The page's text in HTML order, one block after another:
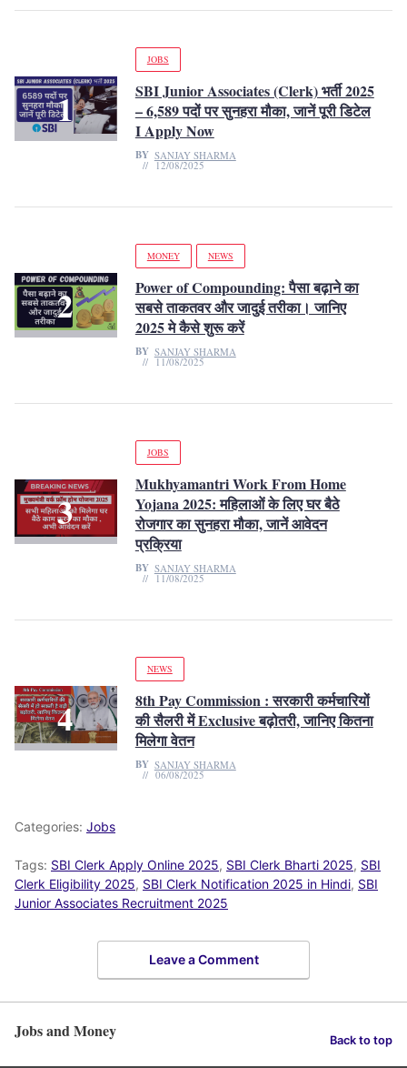
JOBS
SBI Junior Associates (Clerk) भर्ती 2025
– 6,589 पदों पर सुनहरा मौका, जानें पूरी डिटेल
I Apply Now
BY SANJAY SHARMA
12/08/2025
MONEY NEWS
Power of Compounding: पैसा बढ़ाने का
सबसे ताकतवर और जादुई तरीका। जानिए
2025 मे कैसे शुरू करें
BY SANJAY SHARMA
11/08/2025
JOBS
Mukhyamantri Work From Home
Yojana 2025: महिलाओं के लिए घर बैठे
रोजगार का सुनहरा मौका, जानें आवेदन
प्रक्रिया
BY SANJAY SHARMA
11/08/2025
NEWS
8th Pay Commission : सरकारी कर्मचारियों
की सैलरी में Exclusive बढ़ोतरी, जानिए कितना
मिलेगा वेतन
BY SANJAY SHARMA
06/08/2025
Categories: Jobs
Tags: SBI Clerk Apply Online 2025, SBI Clerk Bharti 2025, SBI
Clerk Eligibility 2025, SBI Clerk Notification 2025 in Hindi, SBI
Junior Associates Recruitment 2025
Leave a Comment
Jobs and Money Back to top